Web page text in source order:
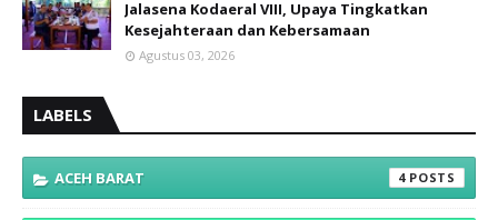
Jalasena Kodaeral VIII, Upaya Tingkatkan
Kesejahteraan dan Kebersamaan
Agustus 03, 2026
LABELS
ACEH BARAT 4